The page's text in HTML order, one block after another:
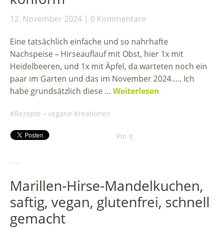
12. November 2024 0 Kommentare
Eine tatsächlich einfache und so nahrhafte
Nachspeise – Hirseauflauf mit Obst, hier 1x mit
Heidelbeeren, und 1x mit Äpfel, da warteten noch ein
paar im Garten und das im November 2024….. Ich
habe grundsätzlich diese … Weiterlesen
Rezepte – vegane Kreationen
Pin It
Marillen-Hirse-Mandelkuchen,
saftig, vegan, glutenfrei, schnell
gemacht